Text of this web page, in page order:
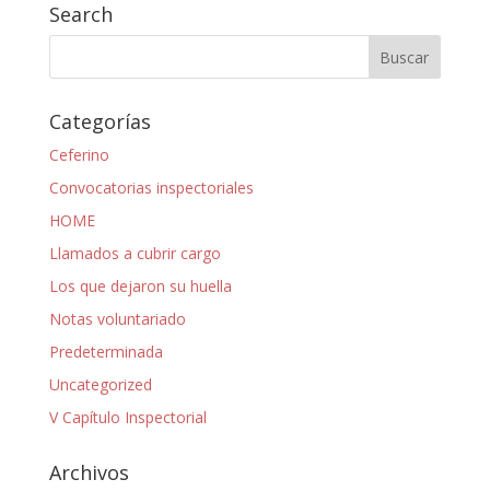
Search
Categorías
Ceferino
Convocatorias inspectoriales
HOME
Llamados a cubrir cargo
Los que dejaron su huella
Notas voluntariado
Predeterminada
Uncategorized
V Capítulo Inspectorial
Archivos